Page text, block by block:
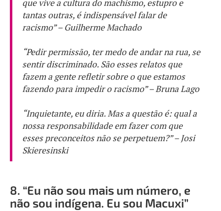
que vive a cultura do machismo, estupro e
tantas outras, é indispensável falar de
racismo” – Guilherme Machado
“Pedir permissão, ter medo de andar na rua, se
sentir discriminado. São esses relatos que
fazem a gente refletir sobre o que estamos
fazendo para impedir o racismo” – Bruna Lago
“Inquietante, eu diria. Mas a questão é: qual a
nossa responsabilidade em fazer com que
esses preconceitos não se perpetuem?” – Josi
Skieresinski
8. “Eu não sou mais um número, e
não sou indígena. Eu sou Macuxi”